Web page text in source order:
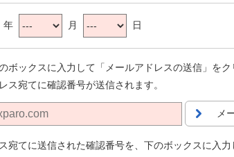
年 月 日
ボックスに入力して「メールアドレスの送信」をク
ス宛てに確認番号が送信されます。
メ
宛てに送信された確認番号を、下のボックスに入